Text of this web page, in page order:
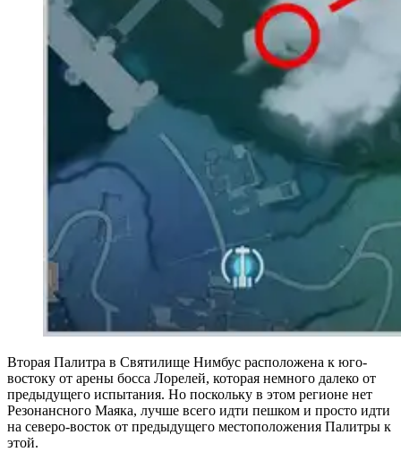
Вторая Палитра в Святилище Нимбус расположена к юго-
востоку от арены босса Лорелей, которая немного далеко от
предыдущего испытания. Но поскольку в этом регионе нет
Резонансного Маяка, лучше всего идти пешком и просто идти
на северо-восток от предыдущего местоположения Палитры к
этой.